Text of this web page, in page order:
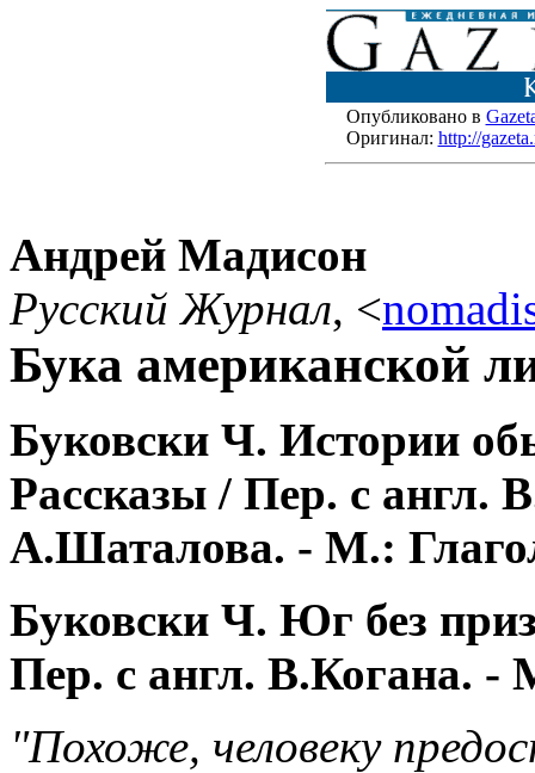
Опубликовано в
Оригинал: http://
Андрей Мадисон
Русский Журнал, <
Бука американской
Буковски Ч. Истории
Рассказы / Пер. с англ.
А.Шаталова. - М.:
Буковски Ч. Юг без
Пер. с англ. В.Когана. -
"Похоже, человеку